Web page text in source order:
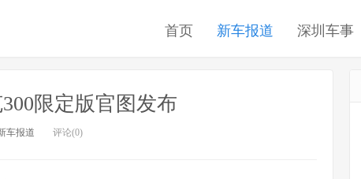
首页 新车报道 深圳车事
限定版官图发布
车报道 评论(0)